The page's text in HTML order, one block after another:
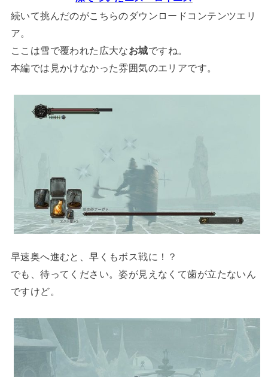
続いて挑んだのがこちらのダウンロードコンテンツエリ
ア。
ここは雪で覆われた広大なお城ですね。
本編では見かけなかった雰囲気のエリアです。
早速奥へ進むと、早くもボス戦に！？
でも、待ってください。姿が見えなくて歯が立たないん
ですけど。